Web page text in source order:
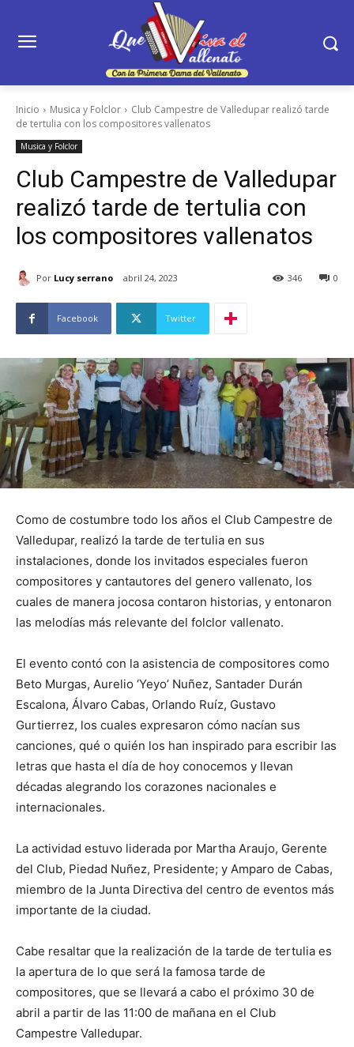
Inicio Musica y Folclor
Club Campestre de Valledupar realizó tarde
de tertulia con los compositores vallenatos
Musica y Folclor
Club Campestre de Valledupar
realizó tarde de tertulia con
los compositores vallenatos
Por Lucy serrano abril 24, 2023 0
346
Facebook Twitter
Como de costumbre todo los años el Club Campestre de
Valledupar, realizó la tarde de tertulia en sus
instalaciones, donde los invitados especiales fueron
compositores y cantautores del genero vallenato, los
cuales de manera jocosa contaron historias, y entonaron
las melodías más relevante del folclor vallenato.
El evento contó con la asistencia de compositores como
Beto Murgas, Aurelio ‘Yeyo’ Nuñez, Santader Durán
Escalona, Álvaro Cabas, Orlando Ruíz, Gustavo
Gurtierrez, los cuales expresaron cómo nacían sus
canciones, qué o quién los han inspirado para escribir las
letras que hasta el día de hoy conocemos y llevan
décadas alegrando los corazones nacionales e
internacionales.
La actividad estuvo liderada por Martha Araujo, Gerente
del Club, Piedad Nuñez, Presidente; y Amparo de Cabas,
miembro de la Junta Directiva del centro de eventos más
importante de la ciudad.
Cabe resaltar que la realización de la tarde de tertulia es
la apertura de lo que será la famosa tarde de
compositores, que se llevará a cabo el próximo 30 de
abril a partir de las 11:00 de mañana en el Club
Campestre Valledupar.